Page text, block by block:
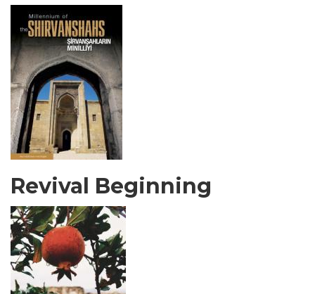
Revival Beginning